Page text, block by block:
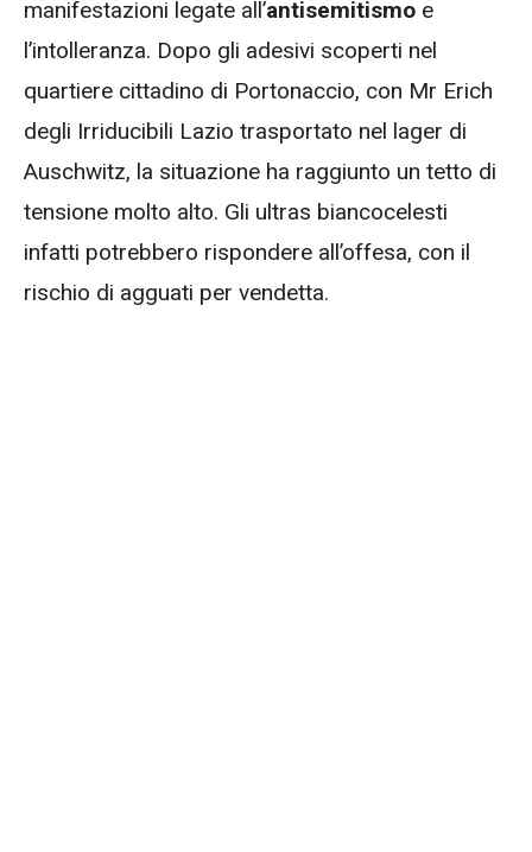
manifestazioni legate all’antisemitismo e
l’intolleranza. Dopo gli adesivi scoperti nel
quartiere cittadino di Portonaccio, con Mr Erich
degli Irriducibili Lazio trasportato nel lager di
Auschwitz, la situazione ha raggiunto un tetto di
tensione molto alto. Gli ultras biancocelesti
infatti potrebbero rispondere all’offesa, con il
rischio di agguati per vendetta.